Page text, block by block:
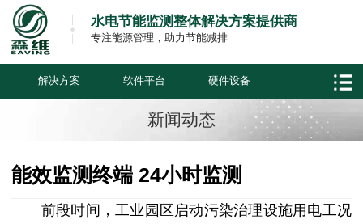
水电节能监测整体解决方案提供商
专注能源管理，助力节能减排
解决方案 软件平台 硬件设备
新闻动态
能效监测终端 24小时监测
前段时间，工业园区启动污染治理设施用电工况